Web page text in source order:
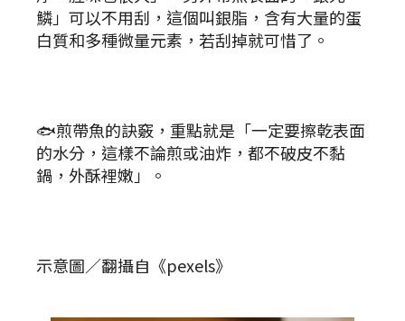
鱗」可以不用刮，這個叫銀脂，含有大量的蛋
白質和多種微量元素，若刮掉就可惜了。
🐟煎帶魚的訣竅，重點就是「一定要擦乾表面
的水分，這樣不論煎或油炸，都不破皮不黏
鍋，外酥裡嫩」。
示意圖／翻攝自《pexels》